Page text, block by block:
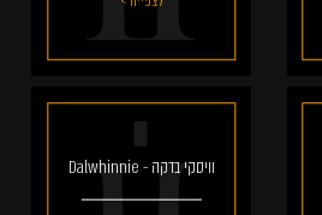
וויסקי בדקה - Dalwhinnie